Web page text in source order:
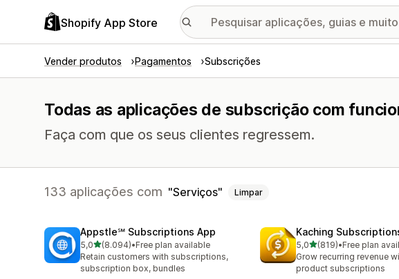
Shopify App Store
Vender produtos Pagamentos Subscrições
Todas as aplicações de subscrição com
Faça com que os seus clientes regressem.
133 aplicações com Serviços Limpar
Appstle℠ Subscriptions App
5,0de 5 estrelas
(8.094)
8094 total de avaliações
•Free plan available
Retain customers with subscriptions,
subscription box, bundles
Kaching
5,0de 5 estrelas
(819)
819 total de avaliações
•Free plan
Grow recurring revenue
product subscriptions